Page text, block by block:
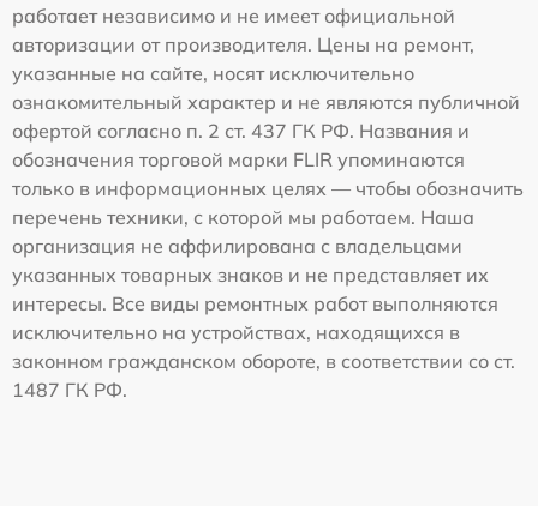
работает независимо и не имеет официальной
авторизации от производителя. Цены на ремонт,
указанные на сайте, носят исключительно
ознакомительный характер и не являются публичной
офертой согласно п. 2 ст. 437 ГК РФ. Названия и
обозначения торговой марки FLIR упоминаются
только в информационных целях — чтобы обозначить
перечень техники, с которой мы работаем. Наша
организация не аффилирована с владельцами
указанных товарных знаков и не представляет их
интересы. Все виды ремонтных работ выполняются
исключительно на устройствах, находящихся в
законном гражданском обороте, в соответствии со ст.
1487 ГК РФ.